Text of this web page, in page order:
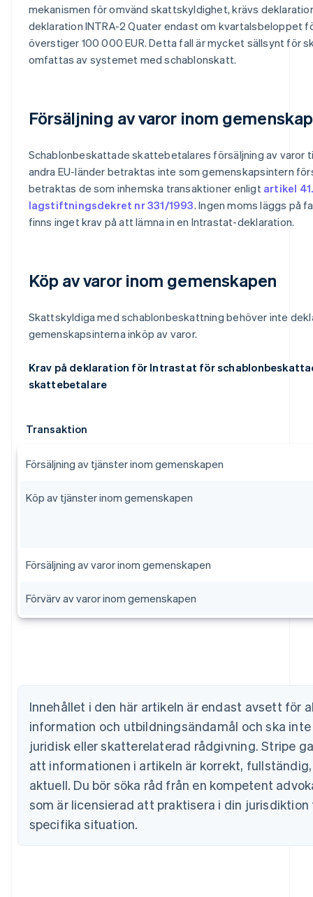
mekanismen för omvänd skattskyldighet, krävs
deklaration INTRA-2 Quater endast om kvartalsbeloppet
överstiger 100 000 EUR. Detta fall är mycket sällsynt för
omfattas av systemet med schablonskatt.
Försäljning av varor inom
Schablonbeskattade skattebetalares försäljning av varor
andra EU-länder betraktas inte som gemenskapsintern
betraktas de som inhemska transaktioner enligt artikel
lagstiftningsdekret nr 331/1993. Ingen moms läggs på
finns inget krav på att lämna in en Intrastat-deklaration.
Köp av varor inom gemenskapen
Skattskyldiga med schablonbeskattning behöver inte
gemenskapsinterna inköp av varor.
Krav på deklaration för Intrastat för
skattebetalare
Transaktion
Försäljning av tjänster inom gemenskapen
Köp av tjänster inom gemenskapen
Försäljning av varor inom gemenskapen
Förvärv av varor inom gemenskapen
Innehållet i den här artikeln är endast avsett för
information och utbildningsändamål och ska
juridisk eller skatterelaterad rådgivning. Stripe
att informationen i artikeln är korrekt,
aktuell. Du bör söka råd från en kompetent
som är licensierad att praktisera i din jurisdiktion
specifika situation.
English
Belgien
English
Cypern
English
Danmark
English
Estland
English
Fastlandskina
Finland
EnglishSvenska